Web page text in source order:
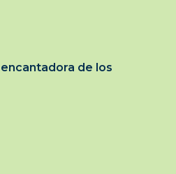
de los